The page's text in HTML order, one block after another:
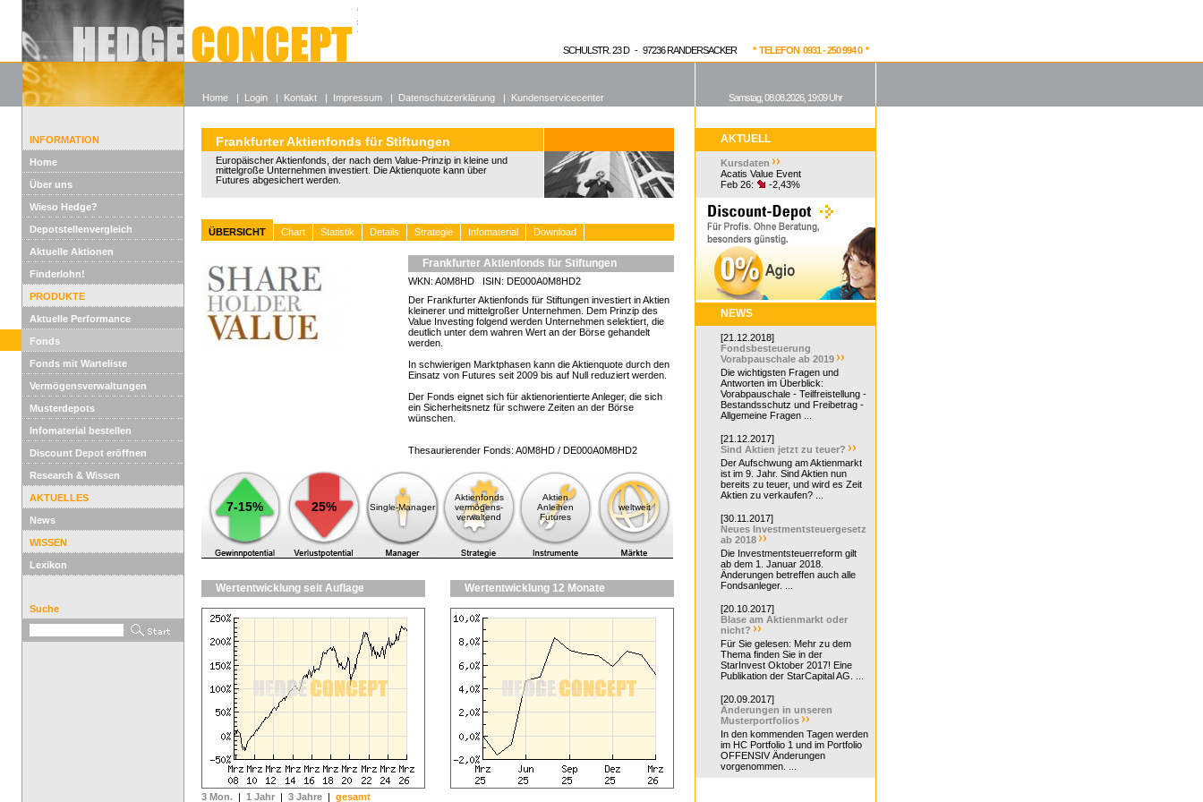
Alle offenen Fonds
Wieso Hedgefonds?
SCHULSTR. 23 D - 97236 RANDERSACKER * TELEFON 0931 - 250 994 0 *
INFORMATION
Home
Über uns
Wieso Hedge?
Depotstellenvergleich
Aktuelle Aktionen
Finderlohn!
PRODUKTE
Aktuelle Performance
Fonds
Fonds mit Warteliste
Vermögensverwaltungen
Musterdepots
Infomaterial bestellen
Discount Depot eröffnen
Research & Wissen
AKTUELLES
News
WISSEN
Lexikon
Suche
Frankfurter Aktienfonds für Stiftungen
Europäischer Aktienfonds, der nach dem Value-Prinzip in kleine und
mittelgroße Unternehmen investiert. Die Aktienquote kann über
Futures abgesichert werden.
ÜBERSICHT Chart Statistik Details Strategie Infomaterial Download
Frankfurter Aktienfonds für Stiftungen
WKN: A0M8HD ISIN: DE000A0M8HD2
Der Frankfurter Aktienfonds für Stiftungen investiert in Aktien
kleinerer und mittelgroßer Unternehmen. Dem Prinzip des
Value Investing folgend werden Unternehmen selektiert, die
deutlich unter dem wahren Wert an der Börse gehandelt
werden.
In schwierigen Marktphasen kann die Aktienquote durch den
Einsatz von Futures seit 2009 bis auf Null reduziert werden.
Der Fonds eignet sich für aktienorientierte Anleger, die sich
ein Sicherheitsnetz für schwere Zeiten an der Börse
wünschen.
Thesaurierender Fonds: A0M8HD / DE000A0M8HD2
7-15% 25% Single-Manager
Aktienfonds
vermögens-
verwaltend
Aktien
Anleihen
Futures
weltweit
Wertentwicklung seit Auflage
3 Mon. | 1 Jahr | 3 Jahre | gesamt
Wertentwicklung 12 Monate
AKTUELL
Kursdaten
Acatis Value Event
Feb 26:
-2,43%
NEWS
[21.12.2018]
Fondsbesteuerung
Vorabpauschale ab 2019
Die wichtigsten Fragen und
Antworten im Überblick:
Vorabpauschale - Teilfreistellung -
Bestandsschutz und Freibetrag -
Allgemeine Fragen ...
[21.12.2017]
Sind Aktien jetzt zu teuer?
Der Aufschwung am Aktienmarkt
ist im 9. Jahr. Sind Aktien nun
bereits zu teuer, und wird es Zeit
Aktien zu verkaufen? ...
[30.11.2017]
Neues Investmentsteuergesetz
ab 2018
Die Investmentsteuerreform gilt
ab dem 1. Januar 2018.
Änderungen betreffen auch alle
Fondsanleger. ...
[20.10.2017]
Blase am Aktienmarkt oder
nicht?
Für Sie gelesen: Mehr zu dem
Thema finden Sie in der
StarInvest Oktober 2017! Eine
Publikation der StarCapital AG. ...
[20.09.2017]
Änderungen in unseren
Musterportfolios
In den kommenden Tagen werden
im HC Portfolio 1 und im Portfolio
OFFENSIV Änderungen
vorgenommen. ...
Home | Login | Kontakt | Impressum | Datenschutzerklärung | Kundenservicecenter Samstag, 08.08.2026, 19:09 Uhr